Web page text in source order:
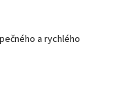
a rychlého